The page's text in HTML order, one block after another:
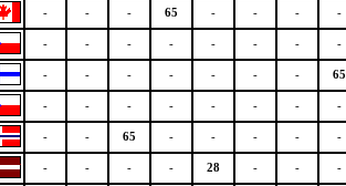
- - - 65 - - - -
- - - - - - - -
- - - - - - - 65
- - - - - - - -
- - 65 - - - - -
- - - - 28 - - -